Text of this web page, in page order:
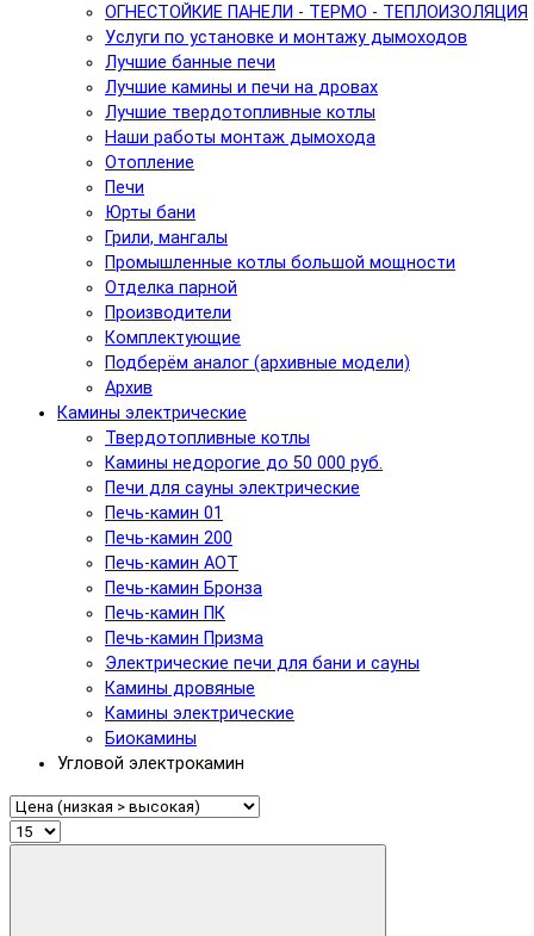
ОГНЕСТОЙКИЕ ПАНЕЛИ - ТЕРМО - ТЕПЛОИЗОЛЯЦИЯ
Услуги по установке и монтажу дымоходов
Лучшие банные печи
Лучшие камины и печи на дровах
Лучшие твердотопливные котлы
Наши работы монтаж дымохода
Отопление
Печи
Юрты бани
Грили, мангалы
Промышленные котлы большой мощности
Отделка парной
Производители
Комплектующие
Подберём аналог (архивные модели)
Архив
Камины электрические
Твердотопливные котлы
Камины недорогие до 50 000 руб.
Печи для сауны электрические
Печь-камин 01
Печь-камин 200
Печь-камин АОТ
Печь-камин Бронза
Печь-камин ПК
Печь-камин Призма
Электрические печи для бани и сауны
Камины дровяные
Камины электрические
Биокамины
Угловой электрокамин